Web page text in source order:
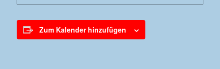
Zum Kalender hinzufügen